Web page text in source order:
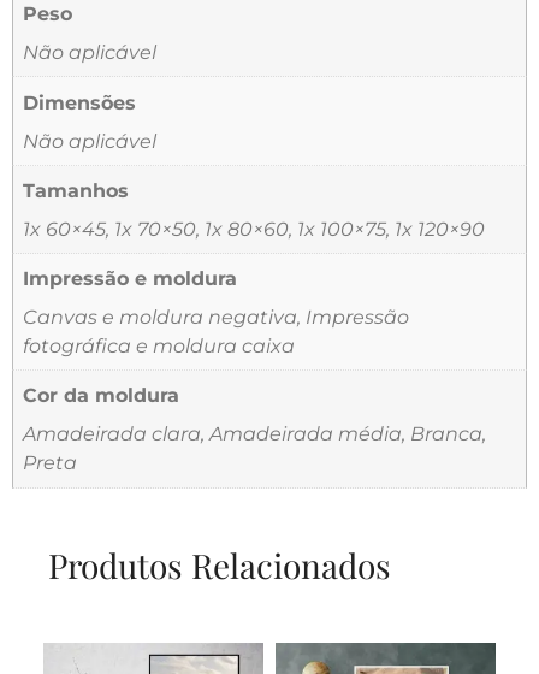
Peso
Não aplicável
Dimensões
Não aplicável
Tamanhos
1x 60×45, 1x 70×50, 1x 80×60, 1x 100×75, 1x 120×90
Impressão e moldura
Canvas e moldura negativa, Impressão
fotográfica e moldura caixa
Cor da moldura
Amadeirada clara, Amadeirada média, Branca,
Preta
Produtos Relacionados